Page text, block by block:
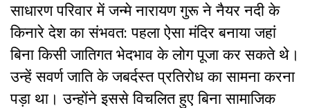
साधारण परिवार में जन्मे नारायण गुरू ने नैयर नदी के
किनारे देश का संभवत: पहला ऐसा मंदिर बनाया जहां
बिना किसी जातिगत भेदभाव के लोग पूजा कर सकते थे।
उन्हें सवर्ण जाति के जबर्दस्त प्रतिरोध का सामना करना
पड़ा था। उन्होंने इससे विचलित हुए बिना सामाजिक